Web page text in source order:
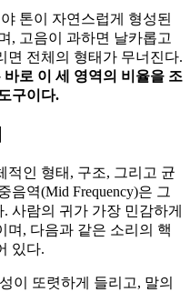
톤이 자연스럽게 형성된
, 고음이 과하면 날카롭고
면 전체의 형태가 무너진다.
로 이 세 영역의 비율을 조
구이다.
적인 형태, 구조, 그리고 균
음역(Mid Frequency)은 그
사람의 귀가 가장 민감하게
며, 다음과 같은 소리의 핵
있다.
이 또렷하게 들리고, 말의